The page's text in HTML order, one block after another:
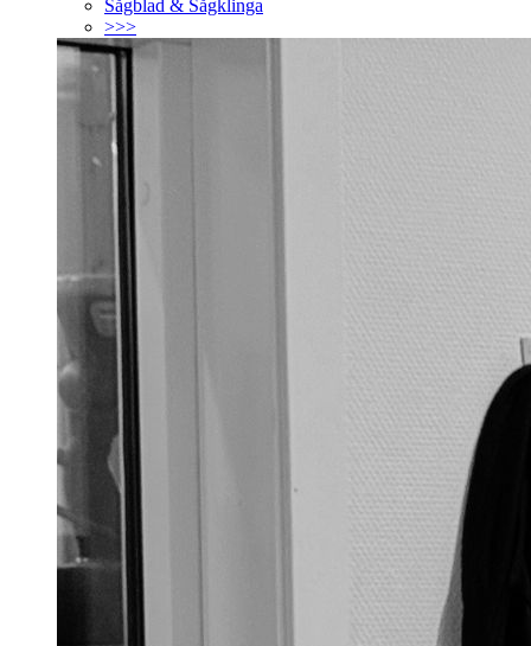
Sågblad & Sågklinga
>>>